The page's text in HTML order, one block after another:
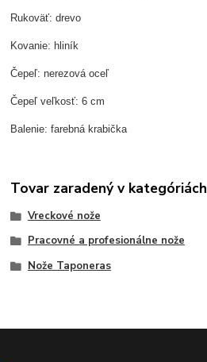
Rukoväť: drevo
Kovanie: hliník
Čepeľ: nerezová oceľ
Čepeľ veľkosť: 6 cm
Balenie: farebná krabička
Tovar zaradený v kategóriách
Vreckové nože
Pracovné a profesionálne nože
Nože Taponeras